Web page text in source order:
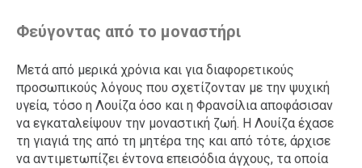
Φεύγοντας από το μοναστήρι
Μετά από μερικά χρόνια και για διαφορετικούς
προσωπικούς λόγους που σχετίζονταν με την ψυχική
υγεία, τόσο η Λουίζα όσο και η Φρανσίλια αποφάσισαν
να εγκαταλείψουν την μοναστική ζωή. Η Λουίζα έχασε
τη γιαγιά της από τη μητέρα της και από τότε, άρχισε
να αντιμετωπίζει έντονα επεισόδια άγχους, τα οποία